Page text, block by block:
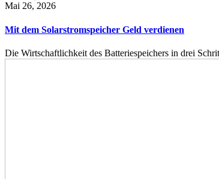
Mai 26, 2026
Mit dem Solarstromspeicher Geld verdienen
Die Wirtschaftlichkeit des Batteriespeichers in drei